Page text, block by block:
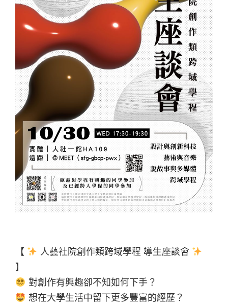
【
人藝社院創作類跨域學程 導生座談會
】
對創作有興趣卻不知如何下手？
想在大學生活中留下更多豐富的經歷？